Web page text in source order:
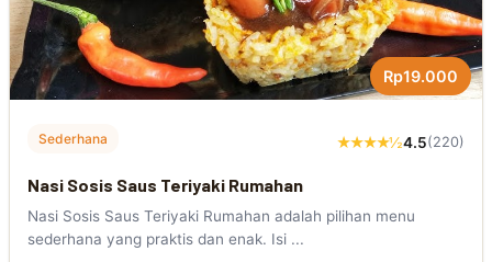
Rp19.000
Sederhana ★★★★½4.5(220)
Nasi Sosis Saus Teriyaki Rumahan
Nasi Sosis Saus Teriyaki Rumahan adalah pilihan menu
sederhana yang praktis dan enak. Isi ...